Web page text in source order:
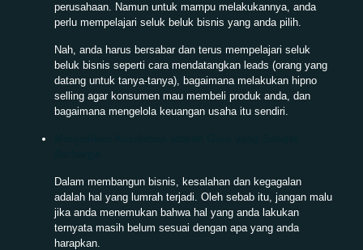
perusahaan. Namun untuk mampu melakukannya, anda
perlu mempelajari seluk beluk bisnis yang anda pilih.
Nah, anda harus bersabar dan terus mempelajari seluk
beluk bisnis seperti cara mendatangkan leads (orang yang
datang untuk tanya-tanya), bagaimana melakukan hipno
selling agar konsumen mau membeli produk anda, dan
bagaimana mengelola keuangan usaha itu sendiri.
Dalam membangun bisnis, kesalahan dan kegagalan
adalah hal yang lumrah terjadi. Oleh sebab itu, jangan malu
jika anda menemukan bahwa hal yang anda lakukan
ternyata masih belum sesuai dengan apa yang anda
harapkan.